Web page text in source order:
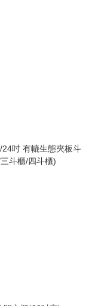
24吋 有轆生態夾板斗
斗櫃/四斗櫃)